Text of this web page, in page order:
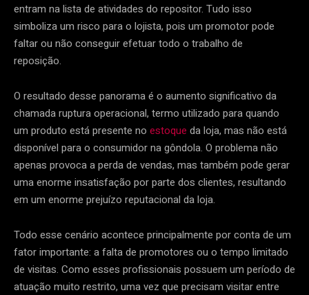
entram na lista de atividades do repositor. Tudo isso
simboliza um risco para o lojista, pois um promotor pode
faltar ou não conseguir efetuar todo o trabalho de
reposição.
O resultado desse panorama é o aumento significativo da
chamada ruptura operacional, termo utilizado para quando
um produto está presente no estoque da loja, mas não está
disponível para o consumidor na gôndola. O problema não
apenas provoca a perda de vendas, mas também pode gerar
uma enorme insatisfação por parte dos clientes, resultando
em um enorme prejuízo reputacional da loja.
Todo esse cenário acontece principalmente por conta de um
fator importante: a falta de promotores ou o tempo limitado
de visitas. Como esses profissionais possuem um período de
atuação muito restrito, uma vez que precisam visitar entre